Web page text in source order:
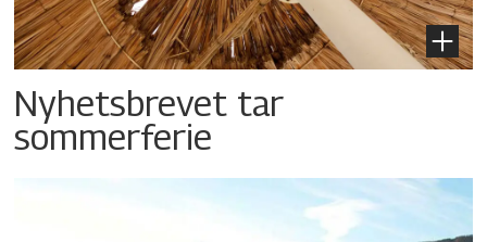
Nyhetsbrevet tar
sommerferie